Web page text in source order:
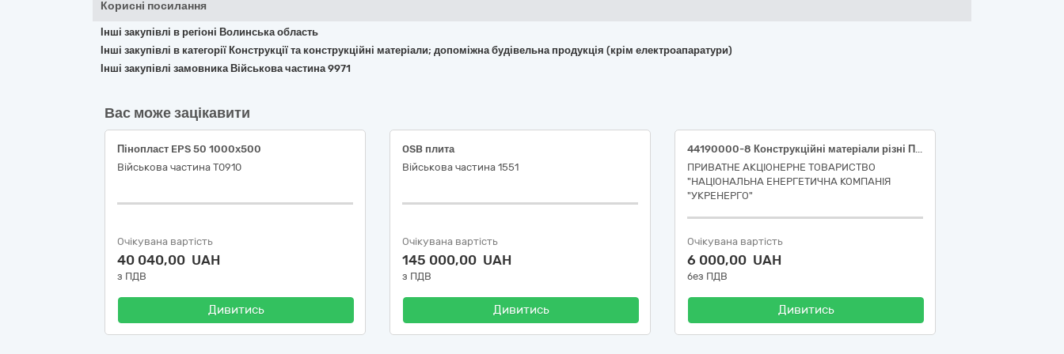
Корисні посилання
Інші закупівлі в регіоні Волинська область
Інші закупівлі в категорії Конструкції та конструкційні матеріали; допоміжна будівельна продукція (крім електроапаратури)
Інші закупівлі замовника Військова частина 9971
Вас може зацікавити
Пінопласт EPS 50 1000х500
Військова частина Т0910
Очікувана вартість
40 040,00 UAH
з ПДВ
Дивитись
OSB плита
Військова частина 1551
Очікувана вартість
145 000,00 UAH
з ПДВ
Дивитись
44190000-8 Конструкційні матеріали різні Плити та цвяхи (Південне ТУОМ)
ПРИВАТНЕ АКЦІОНЕРНЕ ТОВАРИСТВО
"НАЦІОНАЛЬНА ЕНЕРГЕТИЧНА КОМПАНІЯ
"УКРЕНЕРГО"
Очікувана вартість
6 000,00 UAH
без ПДВ
Дивитись